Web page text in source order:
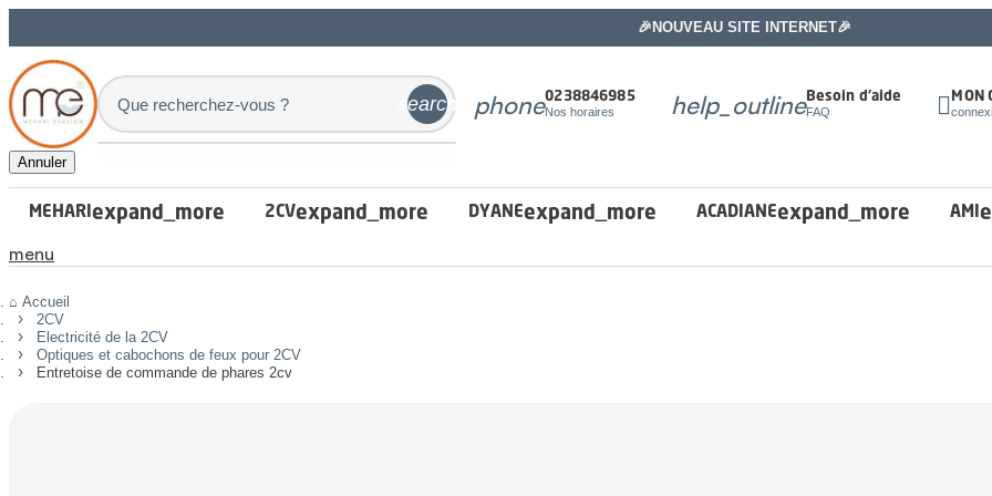
🎉NOUVEAU SITE INTERNET🎉
search phone0238846985
Nos horaires help_outlineBesoin d'aide
FAQ  MON
Annuler
MEHARIexpand_more 2CVexpand_more DYANEexpand_more ACADIANEexpand_more AMI
menu
Accueil
2CV
Electricité de la 2CV
Optiques et cabochons de feux pour 2CV
Entretoise de commande de phares 2cv